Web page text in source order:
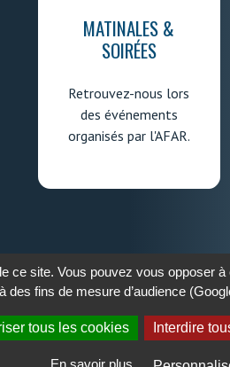
MATINALES &
SOIRÉES
Retrouvez-nous lors
des événements
organisés par l'AFAR.
Cookies
ce site. Vous pouvez vous opposer
fins de mesure d’audience
tous les cookies Interdire
En savoir plus